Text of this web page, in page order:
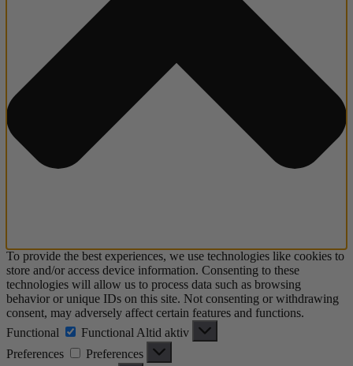
To provide the best experiences, we use technologies like cookies to
store and/or access device information. Consenting to these
technologies will allow us to process data such as browsing
behavior or unique IDs on this site. Not consenting or withdrawing
consent, may adversely affect certain features and functions.
Functional
Functional Altid aktiv
Preferences
Preferences